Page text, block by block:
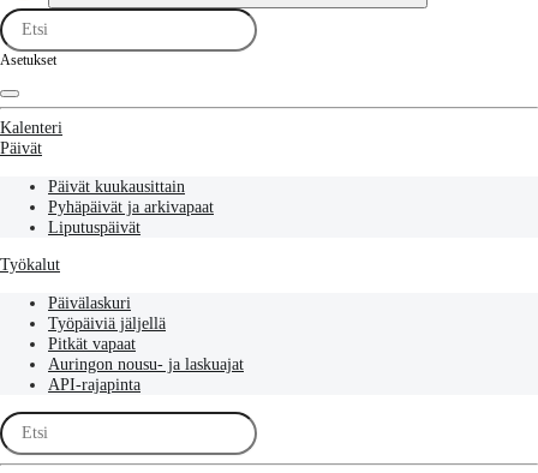
Asetukset
Kalenteri
Päivät
Päivät kuukausittain
Pyhäpäivät ja arkivapaat
Liputuspäivät
Työkalut
Päivälaskuri
Työpäiviä jäljellä
Pitkät vapaat
Auringon nousu- ja laskuajat
API-rajapinta